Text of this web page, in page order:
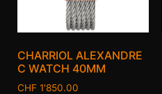
CHARRIOL ALEXANDRE
C WATCH 40MM
CHF 1'850.00